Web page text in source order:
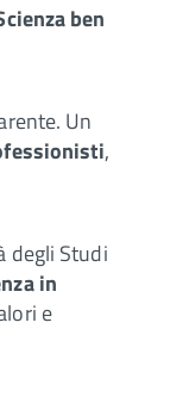
ben
Un
,
degli Studi
in
e